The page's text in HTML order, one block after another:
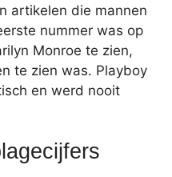
artikelen die mannen
nummer was op
Monroe te zien,
te zien was. Playboy
en werd nooit